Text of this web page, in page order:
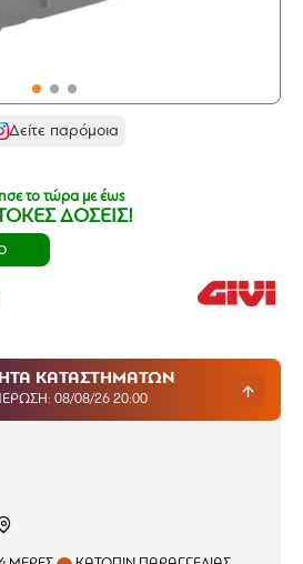
Δείτε παρόμοια
το τώρα με έως
ΔΟΣΕΙΣ!
ΚΑΤΑΣΤΗΜΑΤΩΝ
08/08/26 20:00